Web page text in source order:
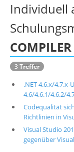
Individuell
3 Treffer
.NET 4.6.x/
4.6/4.6.1/4.6.2/
Codequalität
Richtlinien in
Visual Studio
gegenüber